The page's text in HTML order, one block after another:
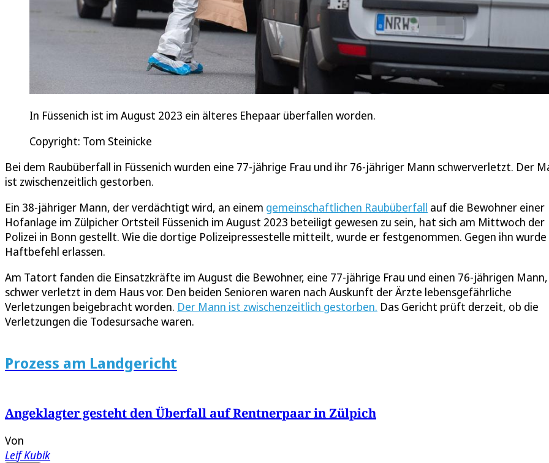
In Füssenich ist im August 2023 ein älteres Ehepaar überfallen worden.
Copyright: Tom Steinicke
Bei dem Raubüberfall in Füssenich wurden eine 77-jährige Frau und ihr 76-jähriger Mann schwerverletzt. Der
ist zwischenzeitlich gestorben.
Ein 38-jähriger Mann, der verdächtigt wird, an einem gemeinschaftlichen Raubüberfall auf die Bewohner einer
Hofanlage im Zülpicher Ortsteil Füssenich im August 2023 beteiligt gewesen zu sein, hat sich am Mittwoch der
Polizei in Bonn gestellt. Wie die dortige Polizeipressestelle mitteilt, wurde er festgenommen. Gegen ihn wurde
Haftbefehl erlassen.
Am Tatort fanden die Einsatzkräfte im August die Bewohner, eine 77-jährige Frau und einen 76-jährigen Mann,
schwer verletzt in dem Haus vor. Den beiden Senioren waren nach Auskunft der Ärzte lebensgefährliche
Verletzungen beigebracht worden. Der Mann ist zwischenzeitlich gestorben. Das Gericht prüft derzeit, ob die
Verletzungen die Todesursache waren.
Prozess am Landgericht
Angeklagter gesteht den Überfall auf Rentnerpaar in Zülpich
Von
Leif Kubik